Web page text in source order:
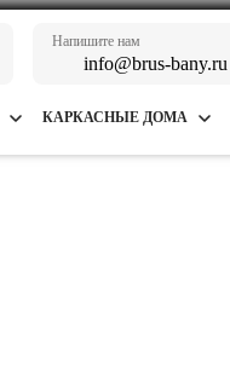
Напишите нам
info@brus-bany.ru
КАРКАСНЫЕ ДОМА